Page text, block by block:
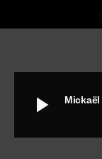
play_arrow